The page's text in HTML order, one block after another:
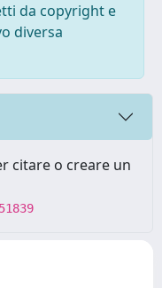
da copyright e
diversa
citare o creare un